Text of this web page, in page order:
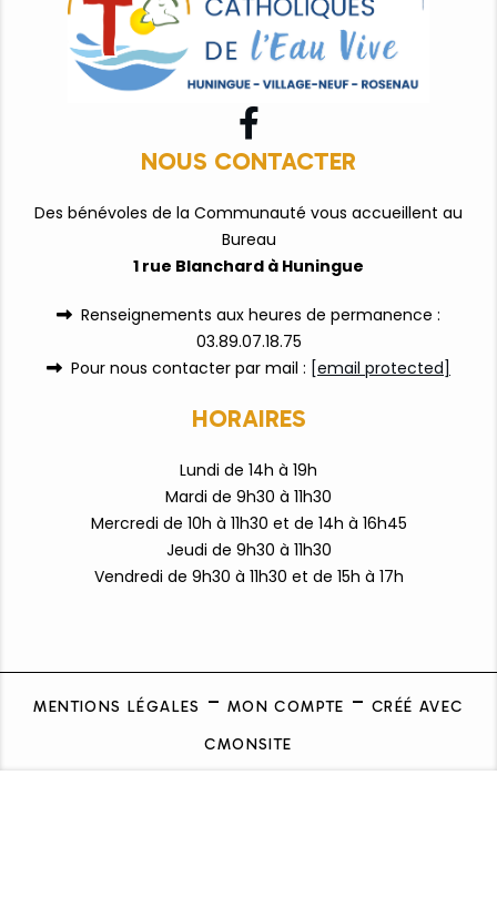
NOUS CONTACTER
Des bénévoles de la Communauté vous accueillent au
Bureau
1 rue Blanchard à Huningue
 Renseignements aux heures de permanence :
03.89.07.18.75
 Pour nous contacter par mail : [email protected]

HORAIRES
Lundi de 14h à 19h
Mardi de 9h30 à 11h30
Mercredi de 10h à 11h30 et de 14h à 16h45
Jeudi de 9h30 à 11h30
Vendredi de 9h30 à 11h30 et de 15h à 17h
MENTIONS LÉGALES MON COMPTE
CRÉÉ AVEC
CMONSITE